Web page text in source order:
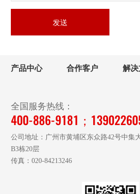
发送
产品中心 合作客户 解决
全国服务热线：
400-886-9181；
公司地址：广州市黄埔区东众路42号中集
B3栋20层
传真：020-84213246